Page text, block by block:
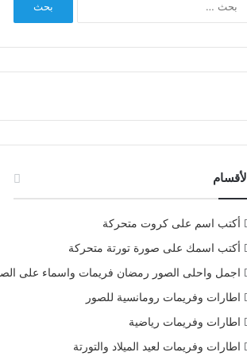
الأقسام
أكتب اسم على كروت متحركة
أكتب اسمك على صورة تورتة متحركة
اجمل واحلى الصور رمضان فريمات واسماء على
اطارات وفريمات رومانسية للصور
اطارات وفريمات رياضية
اطارات وفريمات لعيد الميلاد والتورتة